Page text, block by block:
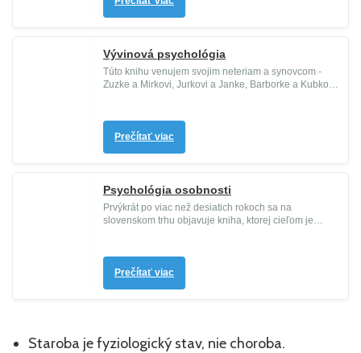
Vývinová psychológia
Túto knihu venujem svojim neteriam a synovcom -
Zuzke a Mirkovi, Jurkovi a Janke, Barborke a Kubkovi.
Prečítať viac
Psychológia osobnosti
Prvýkrát po viac než desiatich rokoch sa na
slovenskom trhu objavuje kniha, ktorej cieľom je
Prečítať viac
Staroba je fyziologický stav, nie choroba.